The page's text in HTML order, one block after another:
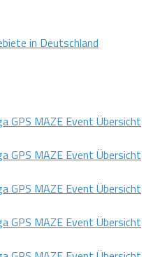
in Deutschland
GPS MAZE Event Übersicht
GPS MAZE Event Übersicht
GPS MAZE Event Übersicht
GPS MAZE Event Übersicht